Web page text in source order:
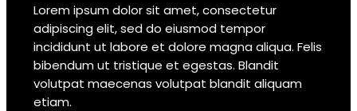
Lorem ipsum dolor sit amet, consectetur
adipiscing elit, sed do eiusmod tempor
incididunt ut labore et dolore magna aliqua. Felis
bibendum ut tristique et egestas. Blandit
volutpat maecenas volutpat blandit aliquam
etiam.